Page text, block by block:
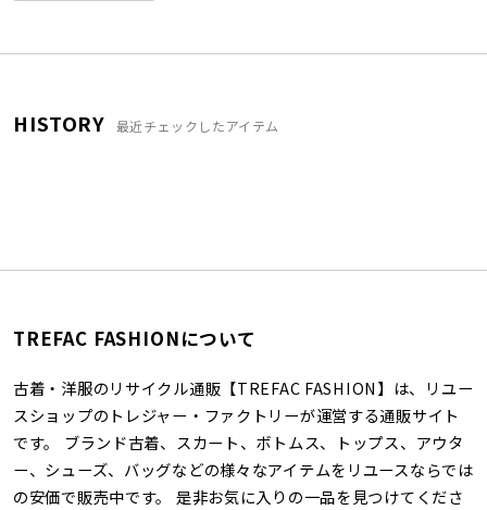
HISTORY 最近チェックしたアイテム
TREFAC FASHIONについて
古着・洋服のリサイクル通販【TREFAC FASHION】は、リユー
スショップのトレジャー・ファクトリーが運営する通販サイト
です。 ブランド古着、スカート、ボトムス、トップス、アウタ
ー、シューズ、バッグなどの様々なアイテムをリユースならでは
の安価で販売中です。 是非お気に入りの一品を見つけてくださ